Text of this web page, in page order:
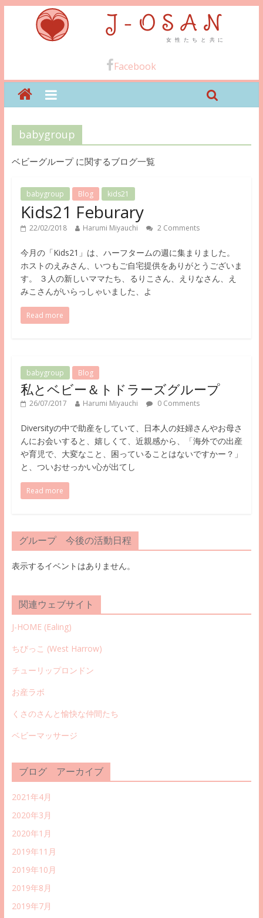
Facebook
babygroup
ベビーグループ に関するブログ一覧
babygroup Blog kids21
Kids21 Feburary
22/02/2018 Harumi Miyauchi 2 Comments
今月の「Kids21」は、ハーフタームの週に集まりました。
ホストのえみさん、いつもご自宅提供をありがとうございま
す。 ３人の新しいママたち、るりこさん、えりなさん、え
みこさんがいらっしゃいました、よ
Read more
babygroup Blog
私とベビー＆トドラーズグループ
26/07/2017 Harumi Miyauchi 0 Comments
Diversityの中で助産をしていて、日本人の妊婦さんやお母さ
んにお会いすると、嬉しくて、近親感から、「海外での出産
や育児で、大変なこと、困っていることはないですかー？」
と、ついおせっかい心が出てし
Read more
グループ 今後の活動日程
表示するイベントはありません。
関連ウェブサイト
J-HOME (Ealing)
ちびっこ (West Harrow)
チューリップロンドン
お産ラボ
くさのさんと愉快な仲間たち
ベビーマッサージ
ブログ アーカイブ
2021年4月
2020年3月
2020年1月
2019年11月
2019年10月
2019年8月
2019年7月